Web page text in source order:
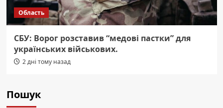
Область
СБУ: Ворог розставив “медові пастки” для
українських військових.
2 дні тому назад
Пошук